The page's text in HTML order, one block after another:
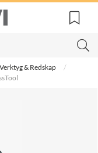
Verktyg & Redskap